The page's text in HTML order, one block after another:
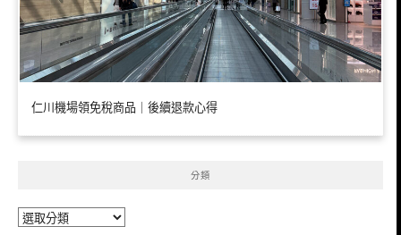
仁川機場領免稅商品｜後續退款心得
分類
分